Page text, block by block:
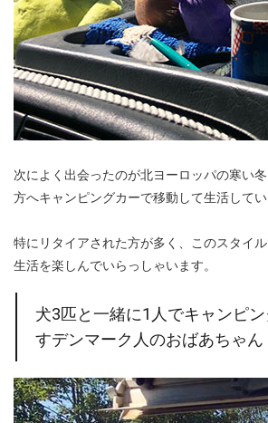
次によく出会ったのが北ヨーロッパの寒い
方へキャンピングカーで移動して生活してい
特にリタイアされた方が多く、このスタイ
生活を楽しんでいらっしゃいます。
犬3匹と一緒に1人でキャンピ
すデンマーク人のおばあちゃん